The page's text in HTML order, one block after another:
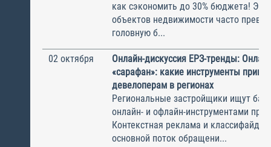
как сэкономить до 30% бюджета!
объектов недвижимости часто
головную б...
02 октября
Онлайн-дискуссия ЕРЗ-тренды:
«сарафан»: какие инструменты
девелоперам в регионах
Региональные застройщики ищут
онлайн- и офлайн-инструментами
Контекстная реклама и классифайды
основной поток обращени...